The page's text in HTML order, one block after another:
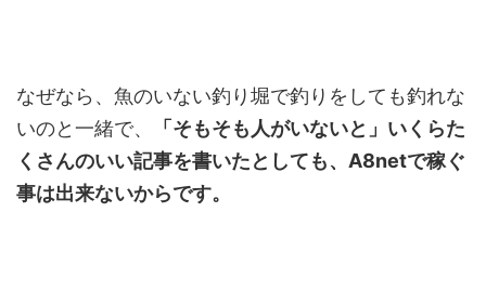
なぜなら、魚のいない釣り堀で釣りをしても釣れな
いのと一緒で、
「そもそも人がいないと」いくらた
くさんのいい記事を書いたとしても、A8netで稼ぐ
事は出来ないからです。